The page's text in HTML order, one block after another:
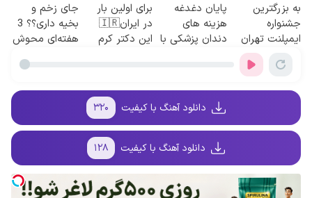
به بزرگترین
جشنواره
ایمپلنت تهران
سر بزنید ! |
فقط ۲۵ میلیون
پایان دغدغه
هزینه های
دندان پزشکی با
برای اولین بار
در ایران🇮🇷
این دکتر کرم
جای زخم و
بخیه داری؟؟ 3
هفته‌ای محوش
دانلود آهنگ با کیفیت ۳۲۰
دانلود آهنگ با کیفیت ۱۲۸